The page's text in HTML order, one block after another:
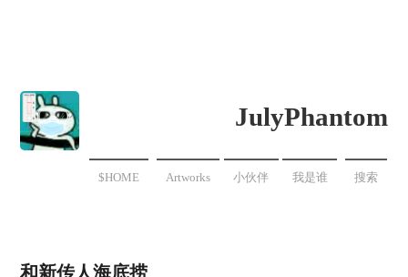
JulyPhantom
$HOME Artworks 小伙伴 我是谁 搜索
和新传人海底捞